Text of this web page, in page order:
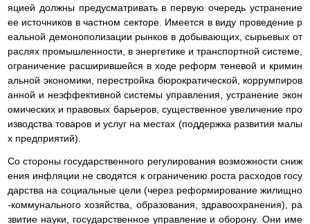
яцией должны предусматривать в первую очередь устранение
ее источников в частном секторе. Имеется в виду проведение р
еальной демонополизации рынков в добывающих, сырьевых от
раслях промышленности, в энергетике и транспортной системе,
ограничение расширившейся в ходе реформ теневой и кримин
альной экономики, перестройка бюрократической, коррумпиров
анной и неэффективной системы управления, устранение экон
омических и правовых барьеров, существенное увеличение про
изводства товаров и услуг на местах (поддержка развития малы
х предприятий).
Со стороны государственного регулирования возможности сниж
ения инфляции не сводятся к ограничению роста расходов госу
дарства на социальные цели (через реформирование жилищно
-коммунального хозяйства, образования, здравоохранения), ра
звитие науки, государственное управление и оборону. Они име